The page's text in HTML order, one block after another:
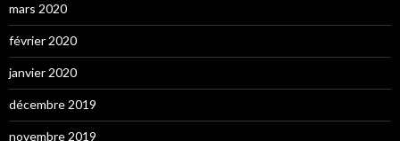
mars 2020
février 2020
janvier 2020
décembre 2019
novembre 2019